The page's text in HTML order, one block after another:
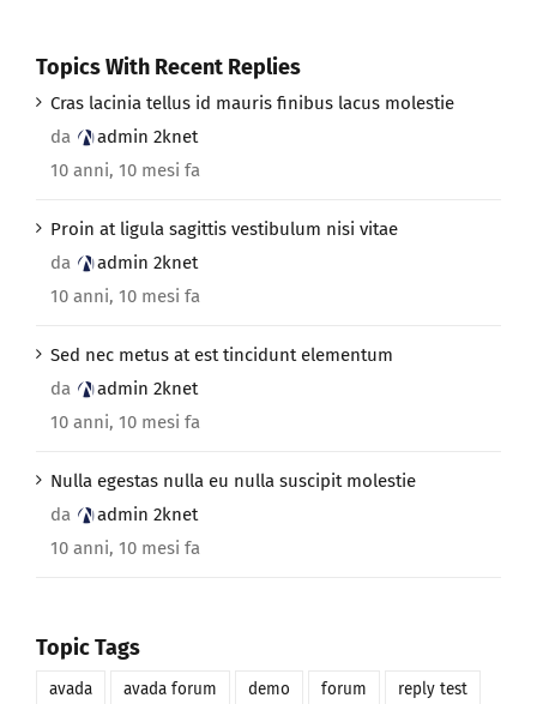
Topics With Recent Replies
Cras lacinia tellus id mauris finibus lacus molestie
da
admin 2knet
10 anni, 10 mesi fa
Proin at ligula sagittis vestibulum nisi vitae
da
admin 2knet
10 anni, 10 mesi fa
Sed nec metus at est tincidunt elementum
da
admin 2knet
10 anni, 10 mesi fa
Nulla egestas nulla eu nulla suscipit molestie
da
admin 2knet
10 anni, 10 mesi fa
Topic Tags
avada avada forum demo forum reply test